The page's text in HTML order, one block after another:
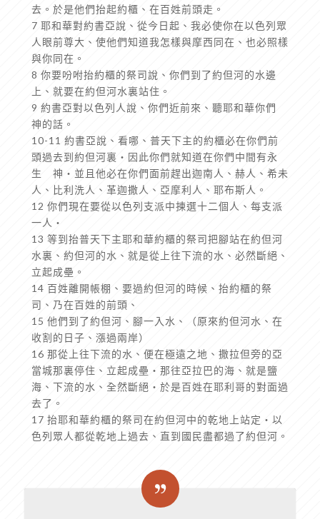
去。於是他們抬起約櫃、在百姓前頭走。
7 耶和華對約書亞說、從今日起、我必使你在以色列眾
人眼前尊大、使他們知道我怎樣與摩西同在、也必照樣
與你同在。
8 你要吩咐抬約櫃的祭司說、你們到了約但河的水邊
上、就要在約但河水裏站住。
9 約書亞對以色列人說、你們近前來、聽耶和華你們
神的話。
10-11 約書亞說、看哪、普天下主的約櫃必在你們前
頭過去到約但河裏‧因此你們就知道在你們中間有永
生 神‧並且他必在你們面前趕出迦南人、赫人、希未
人、比利洗人、革迦撒人、亞摩利人、耶布斯人。
12 你們現在要從以色列支派中揀選十二個人、每支派
一人‧
13 等到抬普天下主耶和華約櫃的祭司把腳站在約但河
水裏、約但河的水、就是從上往下流的水、必然斷絕、
立起成壘。
14 百姓離開帳棚、要過約但河的時候、抬約櫃的祭
司、乃在百姓的前頭、
15 他們到了約但河、腳一入水、（原來約但河水、在
收割的日子、漲過兩岸）
16 那從上往下流的水、便在極遠之地、撒拉但旁的亞
當城那裏停住、立起成壘‧那往亞拉巴的海、就是鹽
海、下流的水、全然斷絕‧於是百姓在耶利哥的對面過
去了。
17 抬耶和華約櫃的祭司在約但河中的乾地上站定‧以
色列眾人都從乾地上過去、直到國民盡都過了約但河。